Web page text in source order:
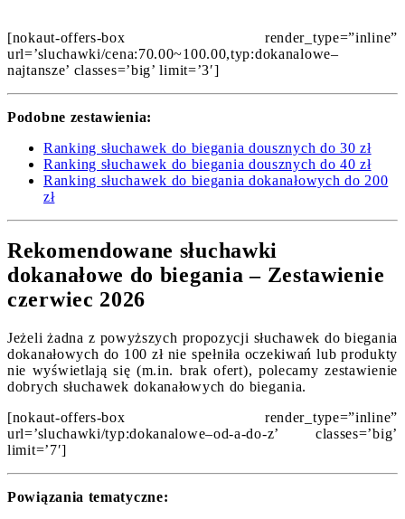
[nokaut-offers-box render_type=”inline”
url=’sluchawki/cena:70.00~100.00,typ:dokanalowe–
najtansze’ classes=’big’ limit=’3′]
Podobne zestawienia:
Ranking słuchawek do biegania dousznych do 30 zł
Ranking słuchawek do biegania dousznych do 40 zł
Ranking słuchawek do biegania dokanałowych do 200
zł
Rekomendowane słuchawki
dokanałowe do biegania – Zestawienie
czerwiec 2026
Jeżeli żadna z powyższych propozycji słuchawek do biegania
dokanałowych do 100 zł nie spełniła oczekiwań lub produkty
nie wyświetlają się (m.in. brak ofert), polecamy zestawienie
dobrych słuchawek dokanałowych do biegania.
[nokaut-offers-box render_type=”inline”
url=’sluchawki/typ:dokanalowe–od-a-do-z’ classes=’big’
limit=’7′]
Powiązania tematyczne: